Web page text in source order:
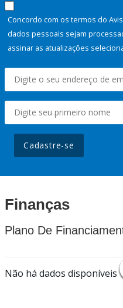
Concordo com os termos do
dados pessoais sejam
assinar as atualizações
Cadastre-se
Finanças
Plano De
Não há dados disponíveis